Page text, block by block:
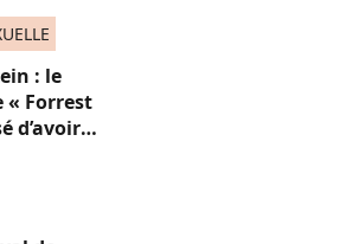
: le
« Forrest
d’avoir
une